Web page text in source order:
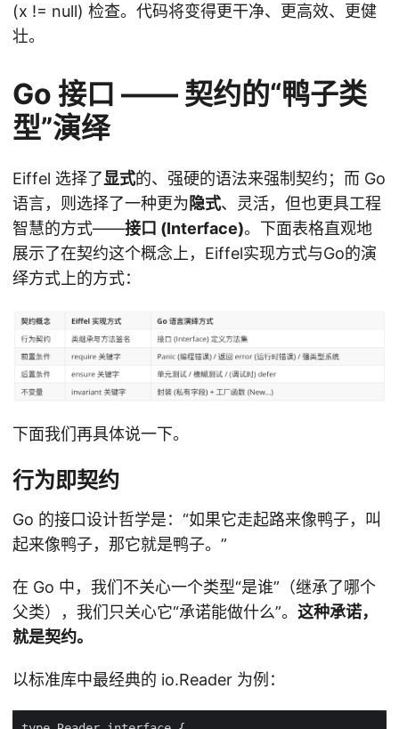
(x != null) 检查。代码将变得更干净、更高效、更健
壮。
Go 接口 —— 契约的“鸭子类
型”演绎
Eiffel 选择了显式的、强硬的语法来强制契约；而 Go
语言，则选择了一种更为隐式、灵活，但也更具工程
智慧的方式——接口 (Interface)。下面表格直观地
展示了在契约这个概念上，Eiffel实现方式与Go的演
绎方式上的方式：
下面我们再具体说一下。
行为即契约
Go 的接口设计哲学是：“如果它走起路来像鸭子，叫
起来像鸭子，那它就是鸭子。”
在 Go 中，我们不关心一个类型“是谁”（继承了哪个
父类），我们只关心它“承诺能做什么”。 这种承诺，
就是契约。
以标准库中最经典的 io.Reader 为例：